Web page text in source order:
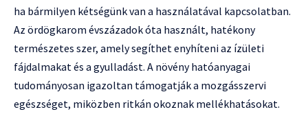
ha bármilyen kétségünk van a használatával kapcsolatban.
Az ördögkarom évszázadok óta használt, hatékony
természetes szer, amely segíthet enyhíteni az ízületi
fájdalmakat és a gyulladást. A növény hatóanyagai
tudományosan igazoltan támogatják a mozgásszervi
egészséget, miközben ritkán okoznak mellékhatásokat.